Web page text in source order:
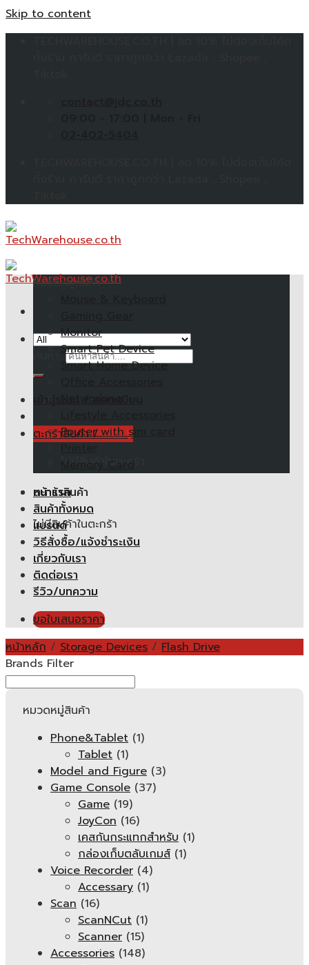
Skip to content
ตะกร้าสินค้า /0.00฿
ไม่มีสินค้าในตะกร้า
ตะกร้าสินค้า
ไม่มีสินค้าในตะกร้า
หมวดหมู่สินค้า
Monitor
Smart Pet Device
Smart Home Device
Router with sim card
Memory Card
หน้าแรก
สินค้าทั้งหมด
แบรนด์
วิธีสั่งซื้อ/แจ้งชำระเงิน
เกี่ยวกับเรา
ติดต่อเรา
รีวิว/บทความ
ขอใบเสนอราคา
หน้าหลัก / Storage Devices / Flash Drive
Brands Filter
หมวดหมู่สินค้า
Phone&Tablet (1)
Tablet (1)
Model and Figure (3)
Game Console (37)
Game (19)
JoyCon (16)
เคสกันกระแทกสำหรับ (1)
กล่องเก็บตลับเกมส์ (1)
Voice Recorder (4)
Accessary (1)
Scan (16)
ScanNCut (1)
Scanner (15)
Accessories (148)